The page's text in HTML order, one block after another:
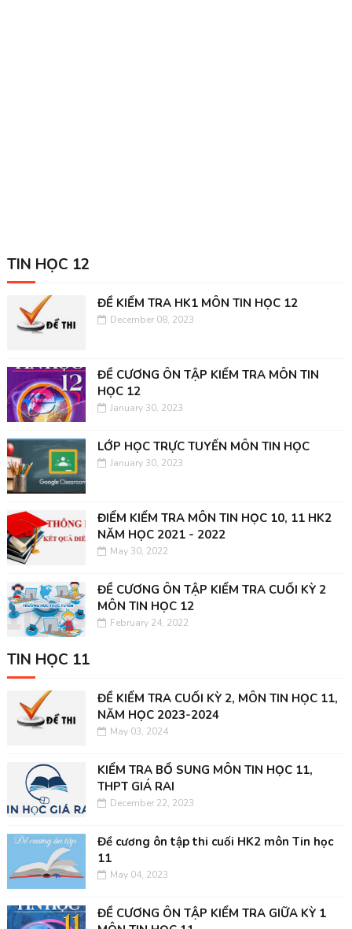
TIN HỌC 12
ĐỀ KIỂM TRA HK1 MÔN TIN HỌC 12
December 08, 2023
ĐỀ CƯƠNG ÔN TẬP KIỂM TRA MÔN TIN
HỌC 12
January 30, 2023
LỚP HỌC TRỰC TUYẾN MÔN TIN HỌC
January 30, 2023
ĐIỂM KIỂM TRA MÔN TIN HỌC 10, 11 HK2
NĂM HỌC 2021 - 2022
May 30, 2022
ĐỀ CƯƠNG ÔN TẬP KIỂM TRA CUỐI KỲ 2
MÔN TIN HỌC 12
February 24, 2022
TIN HỌC 11
ĐỀ KIỂM TRA CUỐI KỲ 2, MÔN TIN HỌC 11,
NĂM HỌC 2023-2024
May 03, 2024
KIỂM TRA BỔ SUNG MÔN TIN HỌC 11,
THPT GIÁ RAI
December 22, 2023
Đề cương ôn tập thi cuối HK2 môn Tin học
11
May 04, 2023
ĐỀ CƯƠNG ÔN TẬP KIỂM TRA GIỮA KỲ 1